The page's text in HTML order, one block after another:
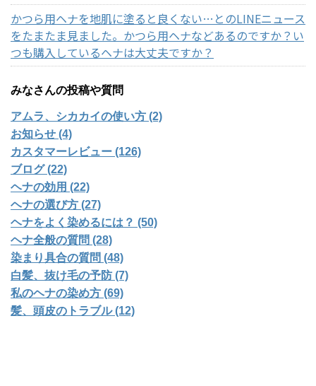
かつら用ヘナを地肌に塗ると良くない…とのLINEニュース
をたまたま見ました。かつら用ヘナなどあるのですか？い
つも購入しているヘナは大丈夫ですか？
みなさんの投稿や質問
アムラ、シカカイの使い方 (2)
お知らせ (4)
カスタマーレビュー (126)
ブログ (22)
ヘナの効用 (22)
ヘナの選び方 (27)
ヘナをよく染めるには？ (50)
ヘナ全般の質問 (28)
染まり具合の質問 (48)
白髪、抜け毛の予防 (7)
私のヘナの染め方 (69)
髪、頭皮のトラブル (12)